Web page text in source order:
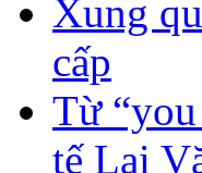
Xung
cấp
Từ
tế Lại